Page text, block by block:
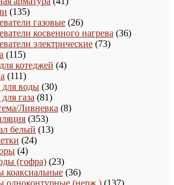
135135
товаров
газовые 2626
товаров
косвенного нагрева 3636
электрические 7373
115115
товаров
котеджей 44
111111
товаров
воды 3030
газа 8181
товар
Ливневка 88
353353
товара
белый 1313
2424
44
товара
(гофра) 2323
товара
коаксиальные 3636
товаров
одноконтурные (нерж.) 137137